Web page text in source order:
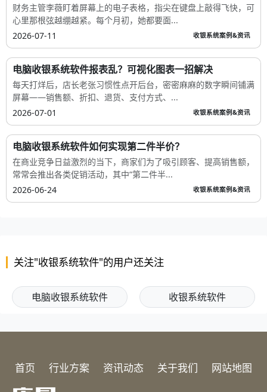
财务主管李薇盯着屏幕上的电子表格，指尖在键盘上敲得飞快，可
心里那根弦越绷越紧。每个月初，她都要面...
2026-07-11
收银系统案例&资讯
电脑收银系统软件报表乱？可视化图表一招解决
每天打烊后，店长老张习惯性点开后台，密密麻麻的数字瞬间铺满
屏幕——销售额、折扣、退货、支付方式、...
2026-07-01
收银系统案例&资讯
电脑收银系统软件如何实现第二件半价？
在商业竞争日益激烈的当下，商家们为了吸引顾客、提高销售额，
常常会推出各类促销活动，其中“第二件半...
2026-06-24
收银系统案例&资讯
关注"收银系统软件"的用户还关注
电脑收银系统软件 收银系统软件
首页 行业方案 资讯动态 关于我们 网站地图